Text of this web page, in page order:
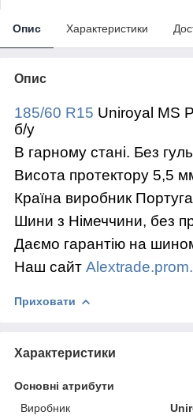
Опис Характеристики
Опис
185/60 R15 Uniroyal MS
б/у
В гарному стані. Без гуль
Висота протектору 5,5
Країна виробник
Шини з Німеччини, без
Даємо гарантію на
Наш сайт
Приховати
Характеристики
Основні атрибути
Виробник